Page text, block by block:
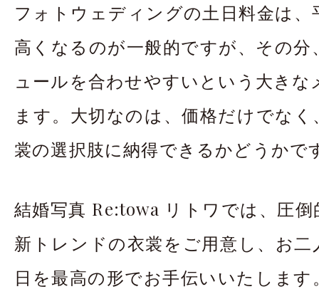
フォトウェディングの土日料金は、
高くなるのが一般的ですが、その分
ュールを合わせやすいという大き
ます。大切なのは、価格だけでな
裳の選択肢に納得できるかどうかで
結婚写真 Re:towa リトワでは、圧
新トレンドの衣裳をご用意し、お二
日を最高の形でお手伝いいたしま